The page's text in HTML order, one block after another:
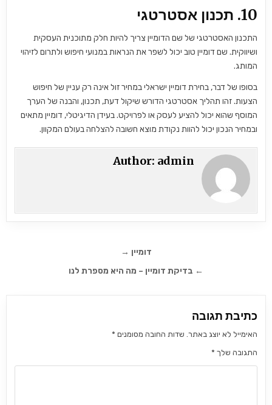
10. תכנון אסטרטגי
התכנון האסטרטגי של שם הדומיין צריך להיות חלק מתוכנית העסקית
ושיווקית. שם דומיין טוב יכול לשפר את הנראות במנועי חיפוש ולתרום לזיהוי
המותג.
בסופו של דבר, בחירת דומיין ישראלי במחיר זול אינה רק עניין של חיפוש
הצעות. זהו תהליך אסטרטגי הדורש שיקול דעת, תכנון, והבנה של הערך
המוסף שהוא יכול להציע לעסק או לפרויקט. בעידן הדיגיטלי, דומיין מתאים
ובמחיר הנכון יכול להוות נקודת מוצא חשובה להצלחה בעולם המקוון.
Author: admin
דומיין →
← בדיקת דומיין – מה היא מספרת לנו
כתיבת תגובה
האימייל לא יוצג באתר. שדות החובה מסומנים *
התגובה שלך *